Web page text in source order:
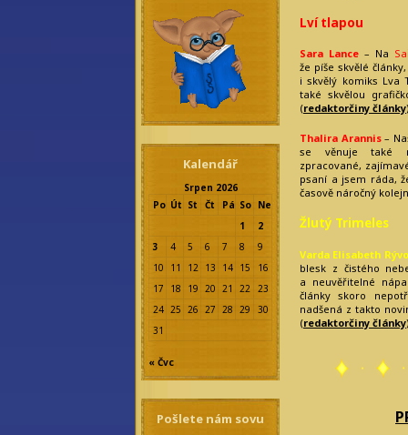
Kalendář
Srpen 2026
Po Út St Čt Pá So Ne
1
2
3
4 5 6 7 8
9
10
11 12 13 14 15
16
17
18 19 20 21 22 23
24 25 26 27 28 29
30
31
« Čvc
Pošlete nám sovu
Lví tlapou
Sara Lance– Na
že píše skvělé
i skvělý komiks Lva
také skvělou
(redaktorčiny články
Thalira Arannis–
se věnuje také
zpracované,
psaní a jsem ráda,
časově náročný
Žlutý Trimeles
Varda Elisabeth
blesk z čistého
a neuvěřitelné
články skoro
nadšená z takto
(redaktorčiny články